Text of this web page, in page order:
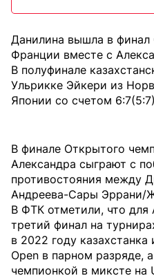
Данилина вышла в финал
Франции вместе с
В полуфинале
Ульрикке Эйкери из
Японии со счетом
В финале Открытого
Александра сыграют с
противостояния между
Андреева-Сары Эррани/
В ФТК отметили, что
третий финал на
в 2022 году
Open в парном разряде,
чемпионкой в миксте на